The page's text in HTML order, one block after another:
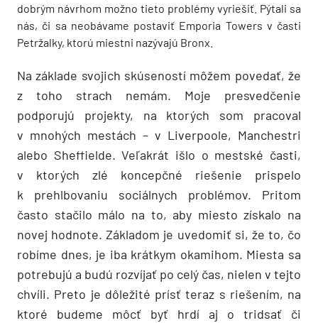
dobrým návrhom možno tieto problémy vyriešiť. Pýtali sa
nás, či sa neobávame postaviť Emporia Towers v časti
Petržalky, ktorú miestni nazývajú Bronx.
Na základe svojich skúseností môžem povedať, že
z toho strach nemám. Moje presvedčenie
podporujú projekty, na ktorých som pracoval
v mnohých mestách – v Liverpoole, Manchestri
alebo Sheffielde. Veľakrát išlo o mestské časti,
v ktorých zlé koncepčné riešenie prispelo
k prehlbovaniu sociálnych problémov. Pritom
často stačilo málo na to, aby miesto získalo na
novej hodnote. Základom je uvedomiť si, že to, čo
robíme dnes, je iba krátkym okamihom. Miesta sa
potrebujú a budú rozvíjať po celý čas, nielen v tejto
chvíli. Preto je dôležité prísť teraz s riešením, na
ktoré budeme môcť byť hrdí aj o tridsať či